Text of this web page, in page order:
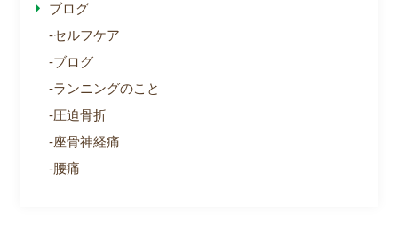
ブログ
セルフケア
ブログ
ランニングのこと
圧迫骨折
座骨神経痛
腰痛